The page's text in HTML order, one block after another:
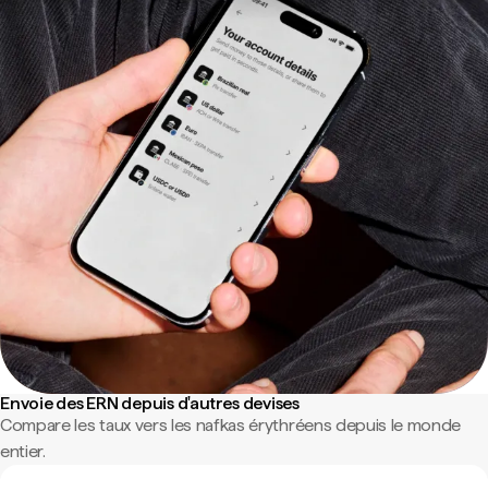
Envoie des ERN depuis d'autres devises
Compare les taux vers les nafkas érythréens depuis le monde
entier.